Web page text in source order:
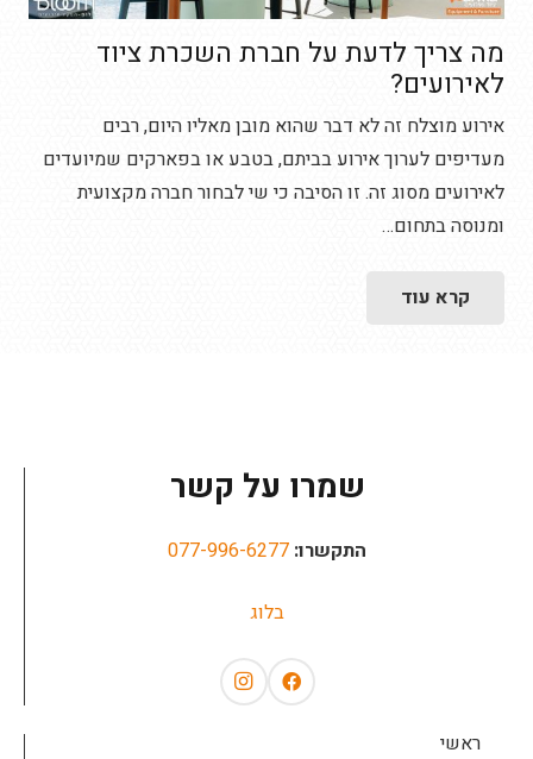
מה צריך לדעת על חברת השכרת ציוד
לאירועים?
אירוע מוצלח זה לא דבר שהוא מובן מאליו היום, רבים
מעדיפים לערוך אירוע בביתם, בטבע או בפארקים שמיועדים
לאירועים מסוג זה. זו הסיבה כי שי לבחור חברה מקצועית
ומנוסה בתחום…
קרא עוד
שמרו על קשר
התקשרו: 077-996-6277
בלוג
ראשי